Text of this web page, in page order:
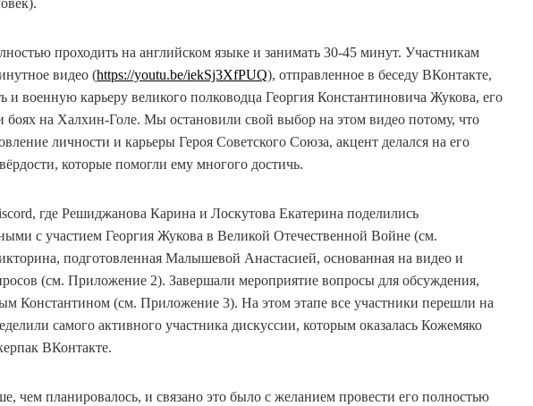
проходить на английском языке и занимать 30-45 минут. Участникам
видео (https://youtu.be/iekSj3XfPUQ), отправленное в беседу ВКонтакте,
и военную карьеру великого полководца Георгия Константиновича Жукова, его
боях на Халхин-Голе. Мы остановили свой выбор на этом видео потому, что
личности и карьеры Героя Советского Союза, акцент делался на его
которые помогли ему многого достичь.
где Решиджанова Карина и Лоскутова Екатерина поделились
с участием Георгия Жукова в Великой Отечественной Войне (см.
подготовленная Малышевой Анастасией, основанная на видео и
(см. Приложение 2). Завершали мероприятие вопросы для обсуждения,
Константином (см. Приложение 3). На этом этапе все участники перешли на
самого активного участника дискуссии, которым оказалась Кожемяко
ВКонтакте.
чем планировалось, и связано это было с желанием провести его полностью